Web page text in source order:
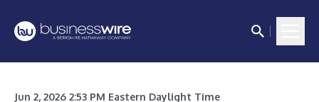
Jun 2, 2026 2:53 PM Eastern Daylight Time